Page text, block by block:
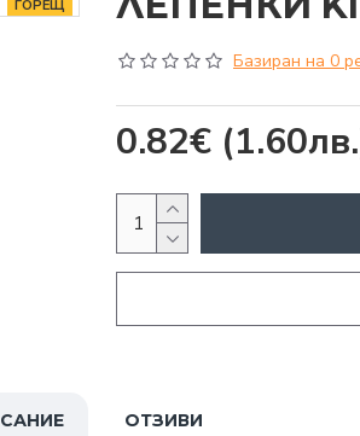
ГОРЕЩ
Базиран на 0
0.82€
ОТЗИВИ